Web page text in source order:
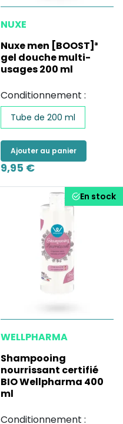
NUXE
Nuxe men [BOOST]³
gel douche multi-
usages 200 ml
Conditionnement :
Tube de 200 ml
Ajouter au panier
9,95 €
En stock
WELLPHARMA
Shampooing
nourrissant certifié
BIO Wellpharma 400
ml
Conditionnement :